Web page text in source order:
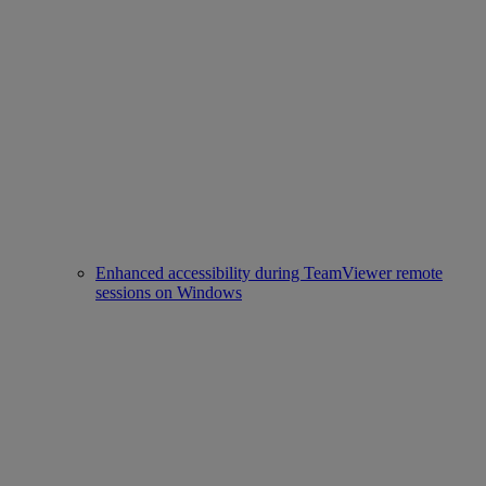
Enhanced accessibility during TeamViewer remote
sessions on Windows